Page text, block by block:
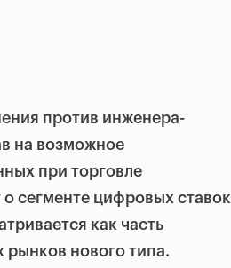
против инженера-
на возможное
при торговле
сегменте цифровых ставок
как часть
нового типа.